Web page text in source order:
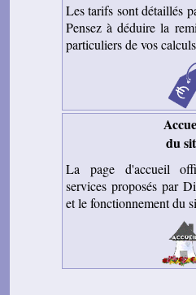
Les tarifs sont détaillés
Pensez à déduire la
particuliers de vos
du
La page d'accueil
services proposés par
et le fonctionnement du